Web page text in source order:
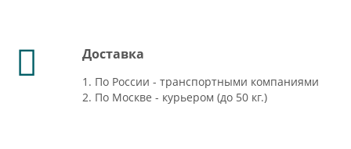
Доставка
1. По России - транспортными компаниями
2. По Москве - курьером (до 50 кг.)